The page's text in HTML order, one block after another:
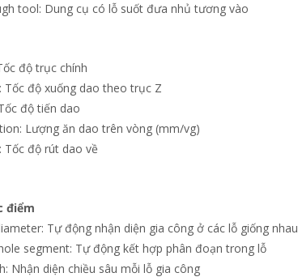
tool: Dung cụ có lỗ suốt đưa nhủ tương vào
độ trục chính
Tốc độ xuống dao theo trục Z
độ tiến dao
Lượng ăn dao trên vòng (mm/vg)
Tốc độ rút dao về
điểm
Tự động nhận diện gia công ở các lỗ giống nhau
segment: Tự động kết hợp phân đoạn trong lỗ
Nhận diện chiều sâu mỗi lỗ gia công